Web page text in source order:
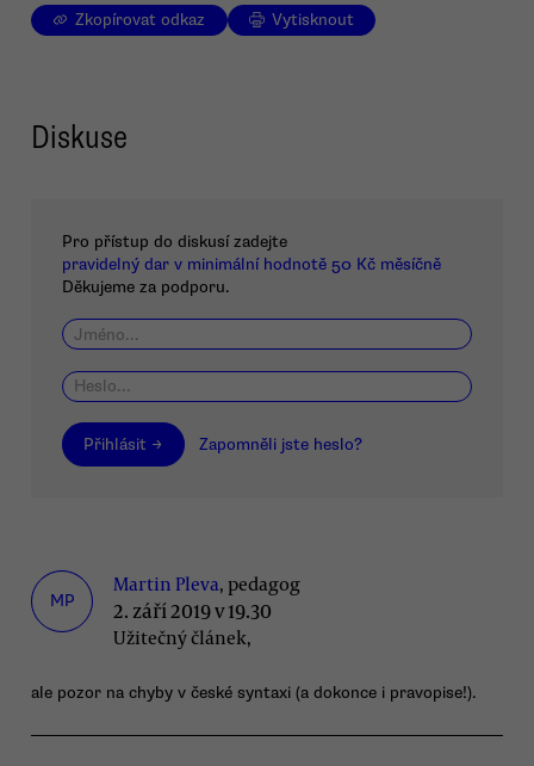
Zkopírovat odkaz Vytisknout
Diskuse
Pro přístup do diskusí zadejte
pravidelný dar v minimální hodnotě 50 Kč měsíčně
Děkujeme za podporu.
Přihlásit → Zapomněli jste heslo?
MP
Martin Pleva, pedagog
2. září 2019 v 19.30
Užitečný článek,
ale pozor na chyby v české syntaxi (a dokonce i pravopise!).